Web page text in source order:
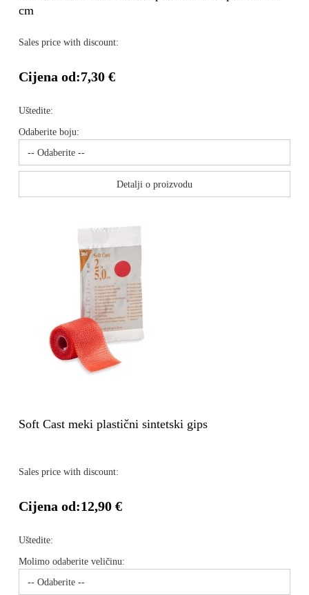
cm
Sales price with discount:
Cijena od:7,30 €
Uštedite:
Odaberite boju:
Detalji o proizvodu
Soft Cast meki plastični sintetski gips
Sales price with discount:
Cijena od:12,90 €
Uštedite:
Molimo odaberite veličinu: